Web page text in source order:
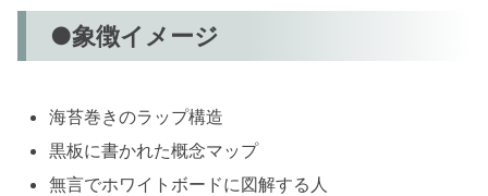
●象徴イメージ
海苔巻きのラップ構造
黒板に書かれた概念マップ
無言でホワイトボードに図解する人